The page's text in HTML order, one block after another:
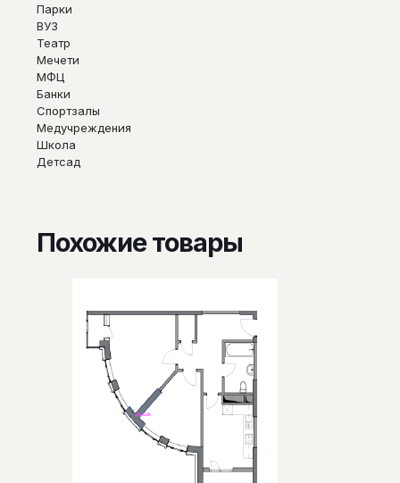
Парки
ВУЗ
Театр
Мечети
МФЦ
Банки
Спортзалы
Медучреждения
Школа
Детсад
Похожие товары